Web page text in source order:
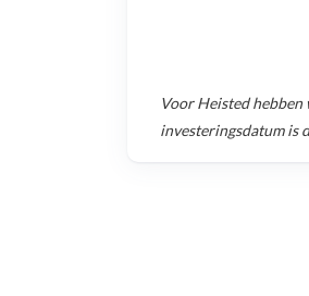
VoorHeistedhebben
investeringsdatum is